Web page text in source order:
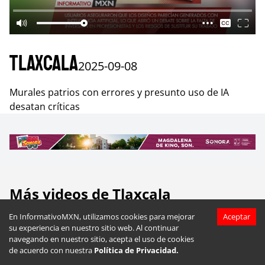
En InformativoMXN, utilizamos cookies para mejorar
su experiencia en nuestro sitio web. Al continuar
navegando en nuestro sitio, acepta el uso de cookies
de acuerdo con nuestra Política de Privacidad.
Aceptar
Tlaxcala2025-09-08
Murales patrios con errores y presunto uso de IA
desatan críticas
Más videos deTlaxcala